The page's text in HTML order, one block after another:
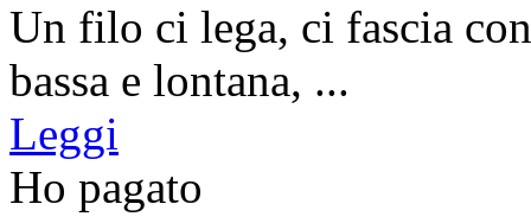
Un filo ci lega, ci fascia
bassa e lontana, ...
Leggi
Ho pagato